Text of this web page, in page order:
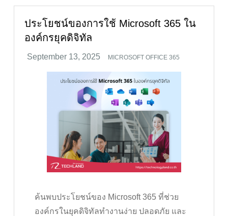
ประโยชน์ของการใช้ Microsoft 365 ใน
องค์กรยุคดิจิทัล
MICROSOFT OFFICE 365
ค้นพบประโยชน์ของ Microsoft 365 ที่ช่วย
องค์กรในยุคดิจิทัลทำงานง่าย ปลอดภัย และ